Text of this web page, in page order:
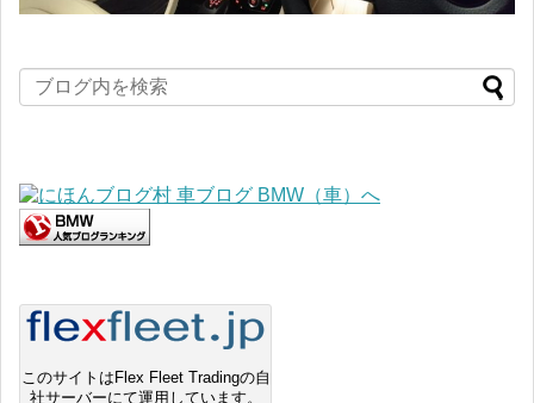
このサイトはFlex Fleet Tradingの自
社サーバーにて運用しています。